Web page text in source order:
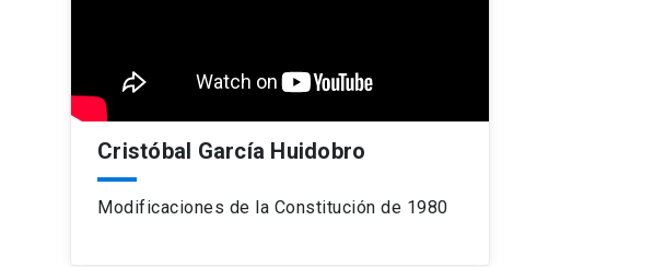
Cristóbal García Huidobro
Modificaciones de la Constitución de 1980